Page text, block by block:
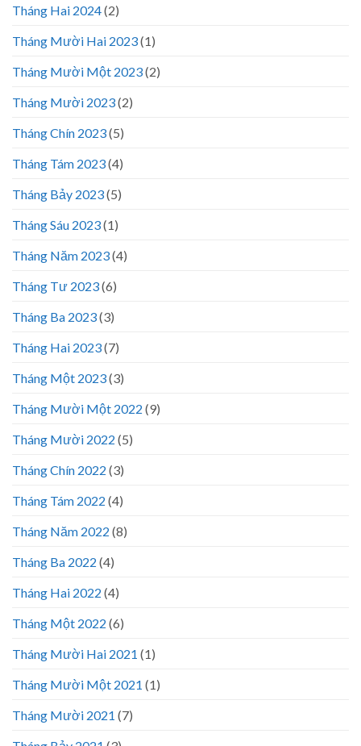
Tháng Hai 2024(2)
Tháng Mười Hai 2023(1)
Tháng Mười Một 2023(2)
Tháng Mười 2023(2)
Tháng Chín 2023(5)
Tháng Tám 2023(4)
Tháng Bảy 2023(5)
Tháng Sáu 2023(1)
Tháng Năm 2023(4)
Tháng Tư 2023(6)
Tháng Ba 2023(3)
Tháng Hai 2023(7)
Tháng Một 2023(3)
Tháng Mười Một 2022 (9)
Tháng Mười 2022 (5)
Tháng Chín 2022 (3)
Tháng Tám 2022 (4)
Tháng Năm 2022 (8)
Tháng Ba 2022 (4)
Tháng Hai 2022 (4)
Tháng Một 2022 (6)
Tháng Mười Hai 2021 (1)
Tháng Mười Một 2021 (1)
Tháng Mười 2021 (7)